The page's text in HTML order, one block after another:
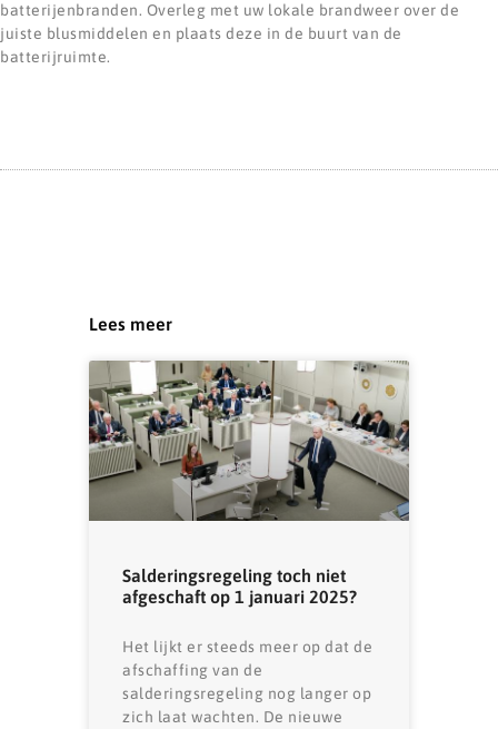
batterijenbranden. Overleg met uw lokale brandweer over de
juiste blusmiddelen en plaats deze in de buurt van de
batterijruimte.
Lees meer
Salderingsregeling toch niet
afgeschaft op 1 januari 2025?
Het lijkt er steeds meer op dat de
afschaffing van de
salderingsregeling nog langer op
zich laat wachten. De nieuwe